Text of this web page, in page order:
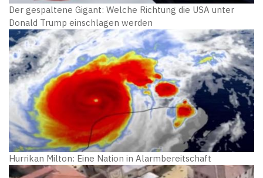
Der gespaltene Gigant: Welche Richtung die USA unter
Donald Trump einschlagen werden
Hurrikan Milton: Eine Nation in Alarmbereitschaft